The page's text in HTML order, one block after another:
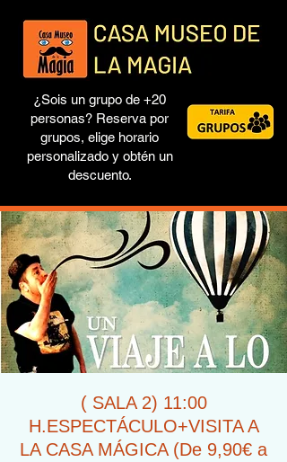
¿Sois un grupo de +20
personas? Reserva por
grupos, elige horario
personalizado y obtén un
descuento.
( SALA 2) 11:00
H.ESPECTÁCULO+VISITA A
LA CASA MÁGICA (De 9,90€ a